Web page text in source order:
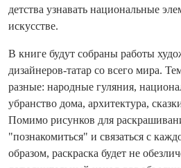
детства узнавать национальные
искусстве.
В книге будут собраны работы
дизайнеров-татар со всего мира.
разные: народные гуляния,
убранство дома, архитектура,
Помимо рисунков для
"познакомиться" и связаться с
образом, раскраска будет не